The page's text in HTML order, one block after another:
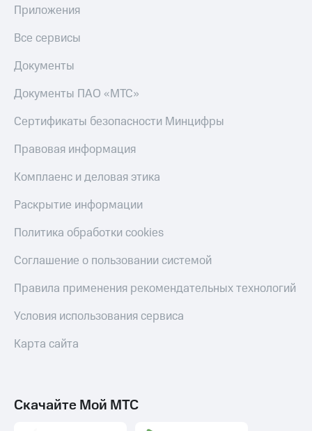
Приложения
Все сервисы
Документы
Документы ПАО «МТС»
Сертификаты безопасности Минцифры
Правовая информация
Комплаенс и деловая этика
Раскрытие информации
Политика обработки cookies
Соглашение о пользовании системой
Правила применения рекомендательных технологий
Условия использования сервиса
Карта сайта
Скачайте Мой МТС